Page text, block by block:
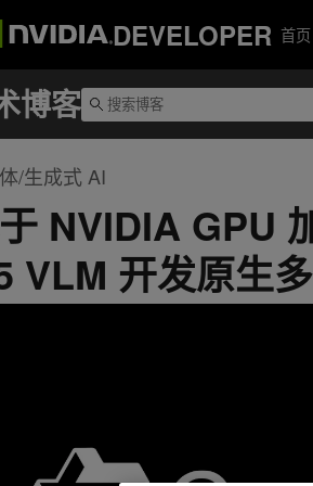
DEVELOPER 首页
/生成式 AI
NVIDIA GPU
VLM 开发原生